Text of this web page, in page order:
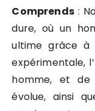
Comprends:
dure, où un
ultime grâce à
expérimentale,
homme, et
évolue, ainsi